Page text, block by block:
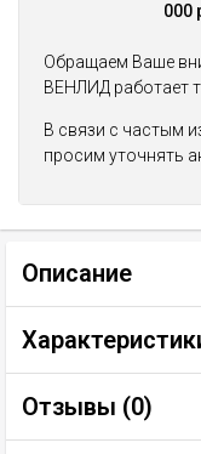
000
Обращаем Ваше
ВЕНЛИД работает
В связи с частым
просим уточнять
Описание
Отзывы (0)